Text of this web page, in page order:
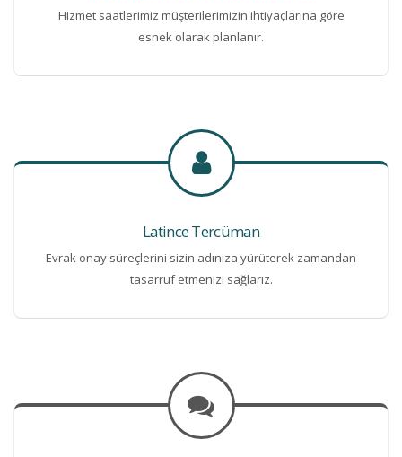
Hizmet saatlerimiz müşterilerimizin ihtiyaçlarına göre
esnek olarak planlanır.
Latince Tercüman
Evrak onay süreçlerini sizin adınıza yürüterek zamandan
tasarruf etmenizi sağlarız.